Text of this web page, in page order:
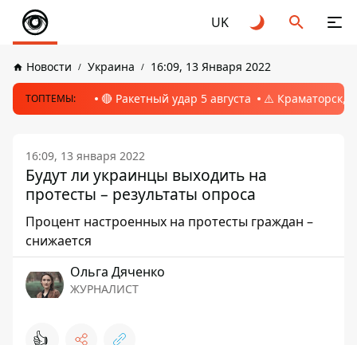
UK
Новости Украина 16:09, 13 Января 2022
ТОПТЕМЫ: 🔴 Ракетный удар 5 августа ⚠️ Краматорск,
16:09, 13 января 2022
Будут ли украинцы выходить на
протесты – результаты опроса
Процент настроенных на протесты граждан –
снижается
Ольга Дяченко
ЖУРНАЛИСТ
👍